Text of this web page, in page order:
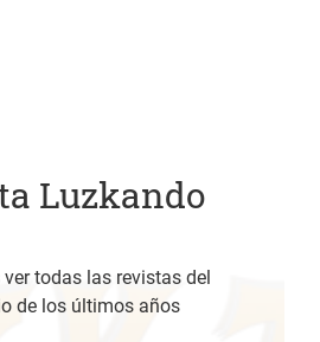
Luzkando
todas las revistas del
de los últimos años